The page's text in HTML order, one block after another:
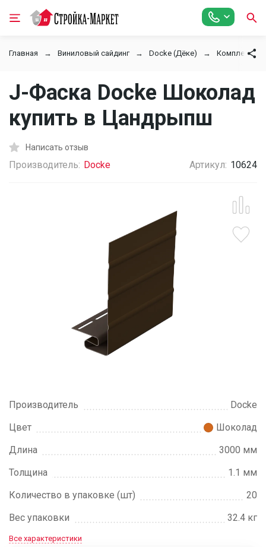
Главная Виниловый сайдинг Docke (Дёке)
J-Фаска Docke Шоколад
купить в Цандрыпш
Написать отзыв
Производитель: Docke Артикул: 10624
Производитель
Docke
Цвет
Шоколад
Длина
3000 мм
Толщина
1.1 мм
Количество в упаковке (шт)
20
Вес упаковки
32.4 кг
Все характеристики